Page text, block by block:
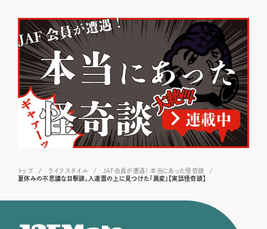
トップ ライフスタイル
JAF会員が遭遇！ 本当にあった怪奇談
夏休みの不思議な目撃談。入道雲の上に見つけた「異変」【実話怪奇談】